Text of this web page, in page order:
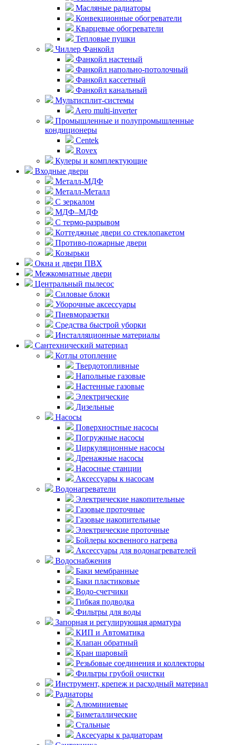
Масляные радиаторы
Конвекционные обогреватели
Кварцевые обогреватели
Тепловые пушки
Чиллер Фанкойл
Фанкойл настеный
Фанкойл напольно-потолочный
Фанкойл кассетный
Фанкойл канальный
Мультисплит-системы
Aero multi-inverter
Промышленные и полупромышленные
кондиционеры
Centek
Rovex
Кулеры и комплектующие
Входные двери
Металл-МДФ
Металл-Металл
С зеркалом
МДФ–МДФ
С термо-разрывом
Коттеджные двери со стеклопакетом
Противо-пожарные двери
Козырьки
Окна и двери ПВХ
Межкомнатные двери
Центральный пылесос
Силовые блоки
Уборочные аксессуары
Пневморазетки
Средства быстрой уборки
Инсталляционные материалы
Сантехнический материал
Котлы отопление
Твердотопливные
Напольные газовые
Настенные газовые
Электрические
Дизельные
Насосы
Поверхностные насосы
Погружные насосы
Циркуляционные насосы
Дренажные насосы
Насосные станции
Аксессуары к насосам
Водонагреватели
Электрические накопительные
Газовые проточные
Газовые накопительные
Электрические проточные
Бойлеры косвенного нагрева
Аксессуары для водонагревателей
Водоснабжения
Баки мембранные
Баки пластиковые
Водо-счетчики
Гибкая подводка
Фильтры для воды
Запорная и регулирующая арматура
КИП и Автоматика
Клапан обратный
Кран шаровый
Резьбовые соединения и коллекторы
Фильтры грубой очистки
Инструмент, крепеж и расходный материал
Радиаторы
Алюминиевые
Биметаллические
Стальные
Аксесуары к радиаторам